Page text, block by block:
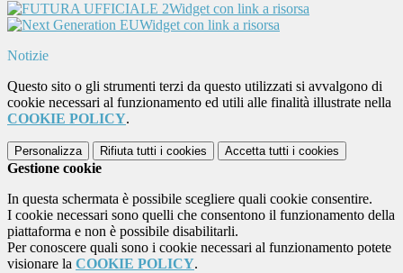
Widget con link a risorsa
Widget con link a risorsa
Notizie
Questo sito o gli strumenti terzi da questo utilizzati si avvalgono di
cookie necessari al funzionamento ed utili alle finalità illustrate nella
COOKIE POLICY.
Personalizza Rifiuta tutti i cookies Accetta tutti i cookies
Gestione cookie
In questa schermata è possibile scegliere quali cookie consentire.
I cookie necessari sono quelli che consentono il funzionamento della
piattaforma e non è possibile disabilitarli.
Per conoscere quali sono i cookie necessari al funzionamento potete
visionare la COOKIE POLICY.